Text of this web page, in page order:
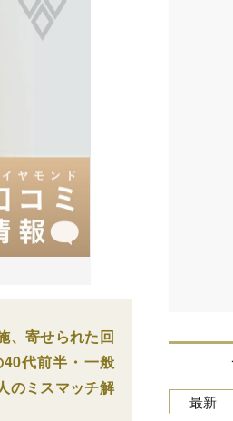
、寄せられた回
代前半・一般
のミスマッチ解
最新